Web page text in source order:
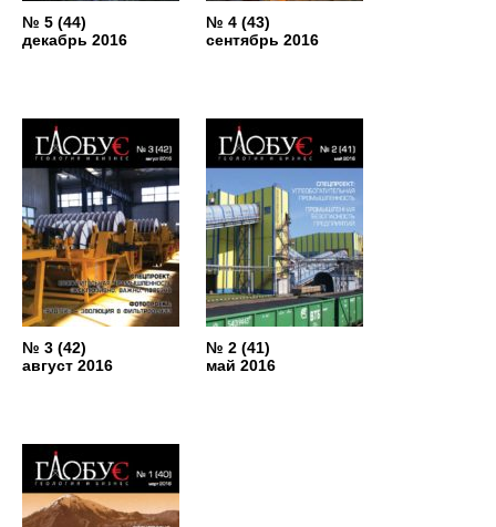
№ 5 (44)
декабрь 2016
№ 4 (43)
сентябрь 2016
№ 3 (42)
август 2016
№ 2 (41)
май 2016